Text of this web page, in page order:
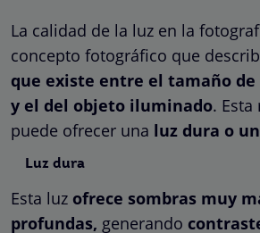
La calidad de la luz en la
concepto fotográfico que
que existe entre el tamaño
y el del objeto iluminado.
puede ofrecer una luz dura o
Luz dura
Esta luz ofrece sombras muy
profundas, generando